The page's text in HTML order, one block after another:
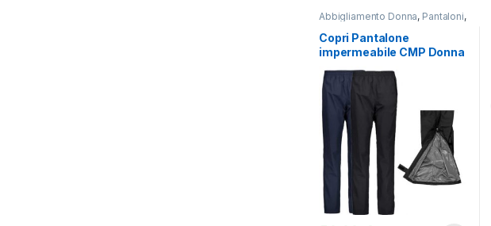
Abbigliamento Donna, Pantaloni,
Pantaloni
Copri Pantalone
impermeabile CMP Donna